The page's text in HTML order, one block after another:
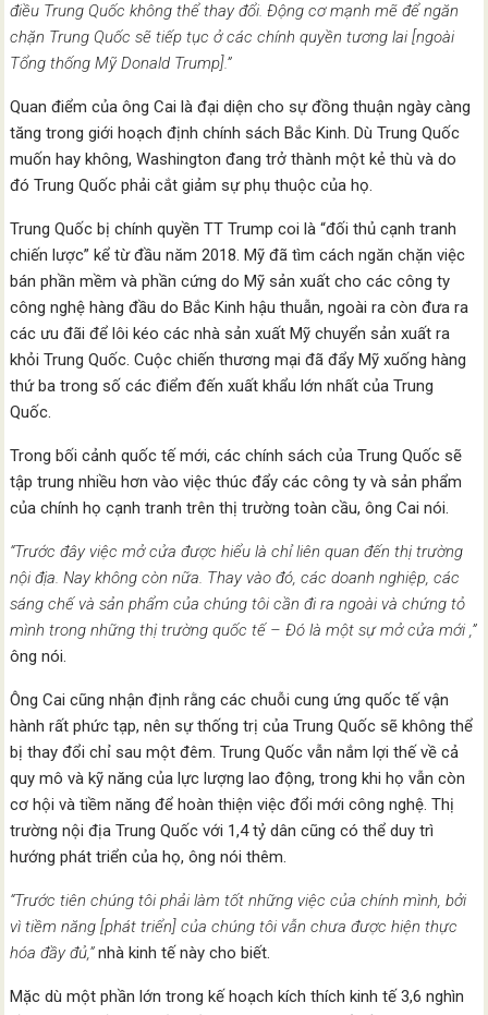
điều Trung Quốc không thể thay đổi. Động cơ mạnh mẽ để ngăn
chặn Trung Quốc sẽ tiếp tục ở các chính quyền tương lai [ngoài
Tổng thống Mỹ Donald Trump].”
Quan điểm của ông Cai là đại diện cho sự đồng thuận ngày càng
tăng trong giới hoạch định chính sách Bắc Kinh. Dù Trung Quốc
muốn hay không, Washington đang trở thành một kẻ thù và do
đó Trung Quốc phải cắt giảm sự phụ thuộc của họ.
Trung Quốc bị chính quyền TT Trump coi là “đối thủ cạnh tranh
chiến lược” kể từ đầu năm 2018. Mỹ đã tìm cách ngăn chặn việc
bán phần mềm và phần cứng do Mỹ sản xuất cho các công ty
công nghệ hàng đầu do Bắc Kinh hậu thuẫn, ngoài ra còn đưa ra
các ưu đãi để lôi kéo các nhà sản xuất Mỹ chuyển sản xuất ra
khỏi Trung Quốc. Cuộc chiến thương mại đã đẩy Mỹ xuống hàng
thứ ba trong số các điểm đến xuất khẩu lớn nhất của Trung
Quốc.
Trong bối cảnh quốc tế mới, các chính sách của Trung Quốc sẽ
tập trung nhiều hơn vào việc thúc đẩy các công ty và sản phẩm
của chính họ cạnh tranh trên thị trường toàn cầu, ông Cai nói.
“Trước đây việc mở cửa được hiểu là chỉ liên quan đến thị trường
nội địa. Nay không còn nữa. Thay vào đó, các doanh nghiệp, các
sáng chế và sản phẩm của chúng tôi cần đi ra ngoài và chứng tỏ
mình trong những thị trường quốc tế – Đó là một sự mở cửa mới ,”
ông nói.
Ông Cai cũng nhận định rằng các chuỗi cung ứng quốc tế vận
hành rất phức tạp, nên sự thống trị của Trung Quốc sẽ không thể
bị thay đổi chỉ sau một đêm. Trung Quốc vẫn nắm lợi thế về cả
quy mô và kỹ năng của lực lượng lao động, trong khi họ vẫn còn
cơ hội và tiềm năng để hoàn thiện việc đổi mới công nghệ. Thị
trường nội địa Trung Quốc với 1,4 tỷ dân cũng có thể duy trì
hướng phát triển của họ, ông nói thêm.
“Trước tiên chúng tôi phải làm tốt những việc của chính mình, bởi
vì tiềm năng [phát triển] của chúng tôi vẫn chưa được hiện thực
hóa đầy đủ,”nhà kinh tế này cho biết.
Mặc dù một phần lớn trong kế hoạch kích thích kinh tế 3,6 nghìn